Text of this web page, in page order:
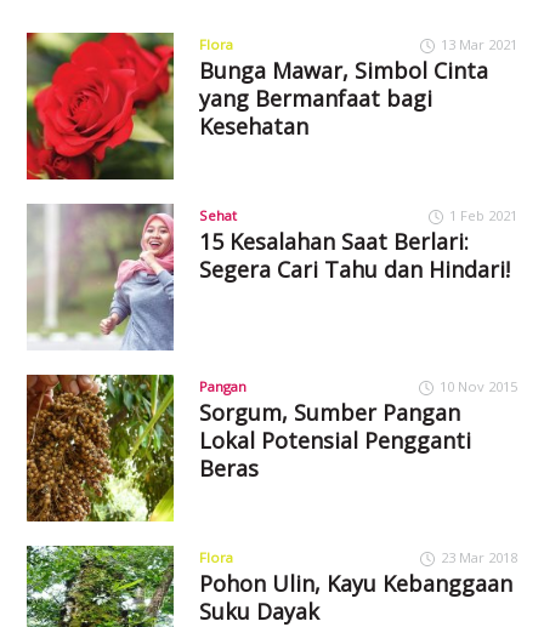
Flora 13 Mar 2021
Bunga Mawar, Simbol Cinta
yang Bermanfaat bagi
Kesehatan
Sehat 1 Feb 2021
15 Kesalahan Saat Berlari:
Segera Cari Tahu dan Hindari!
Pangan 10 Nov 2015
Sorgum, Sumber Pangan
Lokal Potensial Pengganti
Beras
Flora 23 Mar 2018
Pohon Ulin, Kayu Kebanggaan
Suku Dayak